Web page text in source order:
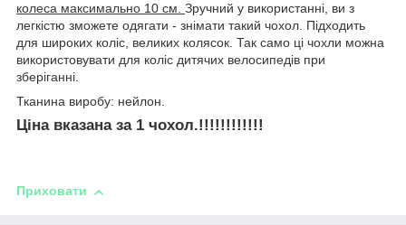
колеса максимально 10 см. Зручний у використанні, ви з
легкістю зможете одягати - знімати такий чохол. Підходить
для широких коліс, великих колясок. Так само ці чохли можна
використовувати для коліс дитячих велосипедів при
зберіганні.
Тканина виробу: нейлон.
Ціна вказана за 1 чохол.!!!!!!!!!!!!
Приховати